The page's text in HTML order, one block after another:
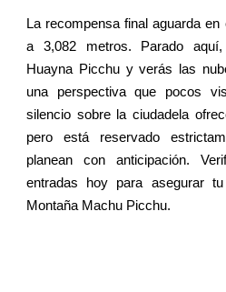
La recompensa final aguarda
a 3,082 metros. Parado
Huayna Picchu y verás las
una perspectiva que pocos
silencio sobre la ciudadela
pero está reservado
planean con anticipación.
entradas hoy para asegurar
Montaña Machu Picchu.